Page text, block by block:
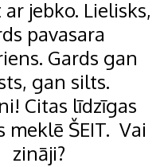
jebko. Lielisks,
pavasara
Gards gan
gan silts.
Citas līdzīgas
meklē ŠEIT. Vai
zināji?